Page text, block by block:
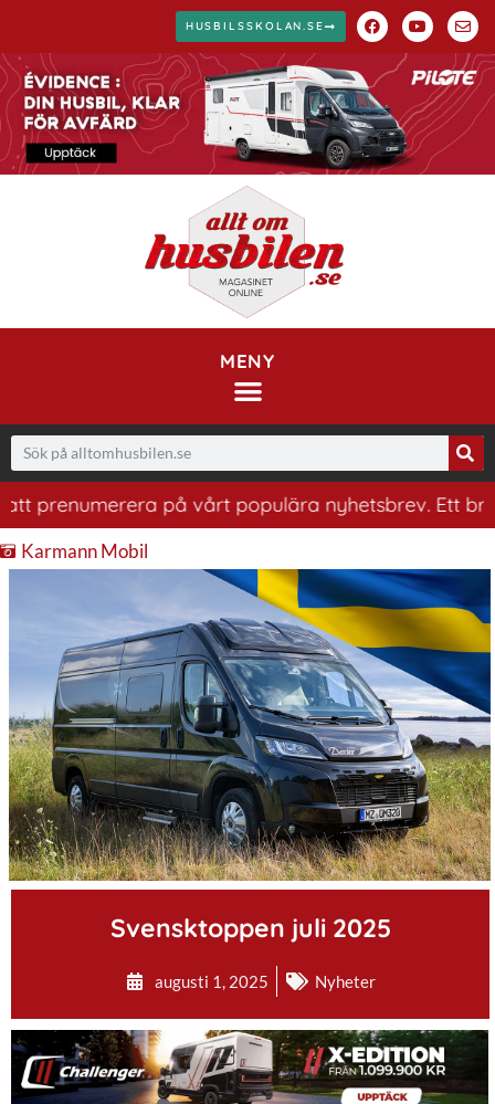
HUSBILSSKOLAN.SE
MENY
på vårt populära nyhetsbrev. Ett bra sätt
Karmann Mobil
.
Svensktoppen juli 2025
augusti 1, 2025 Nyheter